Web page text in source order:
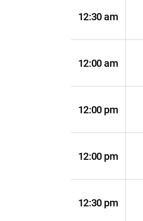
12:30 am
12:00 am
12:00 pm
12:00 pm
12:30 pm